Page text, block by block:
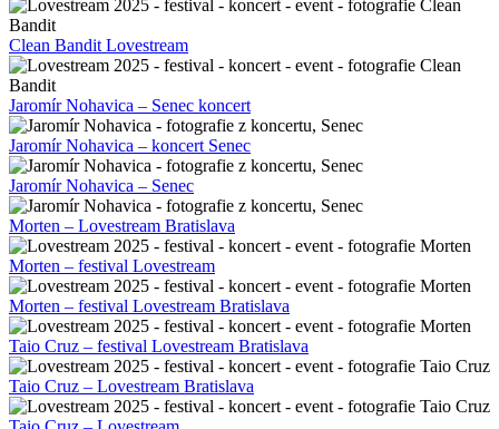
Clean Bandit Lovestream
Jaromír Nohavica – Senec koncert
Jaromír Nohavica – koncert Senec
Jaromír Nohavica – Senec
Morten – Lovestream Bratislava
Morten – festival Lovestream
Morten – festival Lovestream Bratislava
Taio Cruz – festival Lovestream Bratislava
Taio Cruz – Lovestream Bratislava